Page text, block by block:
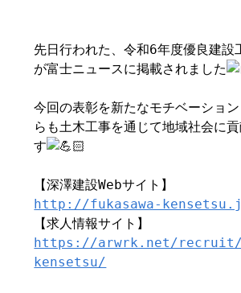
先日行われた、令和6年度優良建設
が富士ニュースに掲載されました
今回の表彰を新たなモチベーショ
らも土木工事を通じて地域社会に
す
【深澤建設Webサイト】
http://fukasawa-
【求人情報サイト】
https://arwrk.net/recruit/
kensetsu/